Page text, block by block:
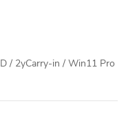
/ 2yCarry-in / Win11 Pro